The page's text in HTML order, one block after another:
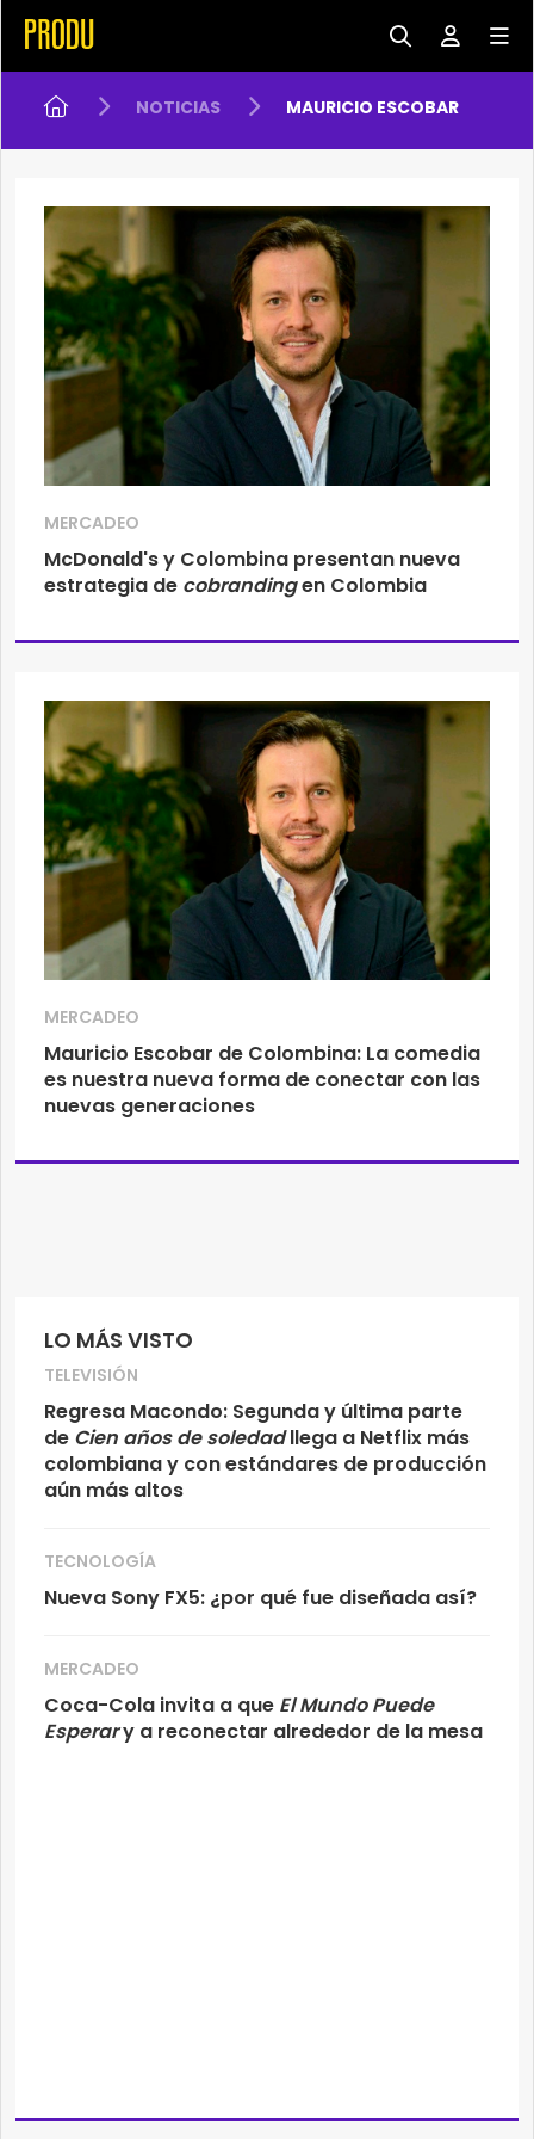
NOTICIAS MAURICIO ESCOBAR
LO MÁS VISTO
TELEVISIÓN
Regresa Macondo: Segunda y última parte
de Cien años de soledadllega a Netflix más
colombiana y con estándares de producción
aún más altos
TECNOLOGÍA
Nueva Sony FX5: ¿por qué fue diseñada así?
MERCADEO
Coca-Cola invita a que El Mundo Puede
Esperary a reconectar alrededor de la mesa
MERCADEO
McDonald's y Colombina presentan nueva
estrategia de cobrandingen Colombia
MERCADEO
Mauricio Escobar de Colombina: La comedia
es nuestra nueva forma de conectar con las
nuevas generaciones